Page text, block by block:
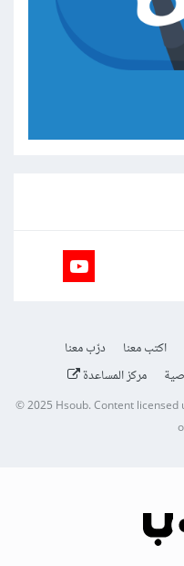
اكتب معنا
درّب معنا
مركز المساعدة
© 2025Hsoub.Content